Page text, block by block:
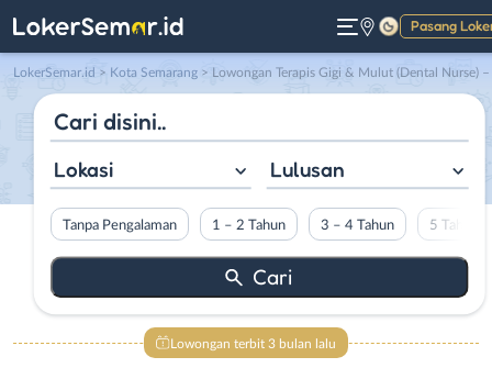
Pasang
Gelap
LokerSemar.id > Kota Semarang > Lowongan Terapis Gigi & Mulut (Dental Nurse) – Front Office di Klinik Gigi Nadira
Lokasi Lulusan
Tanpa Pengalaman 1 – 2 Tahun 3 – 4 Tahun 5 Tahun
Lowongan terbit 3 bulan lalu